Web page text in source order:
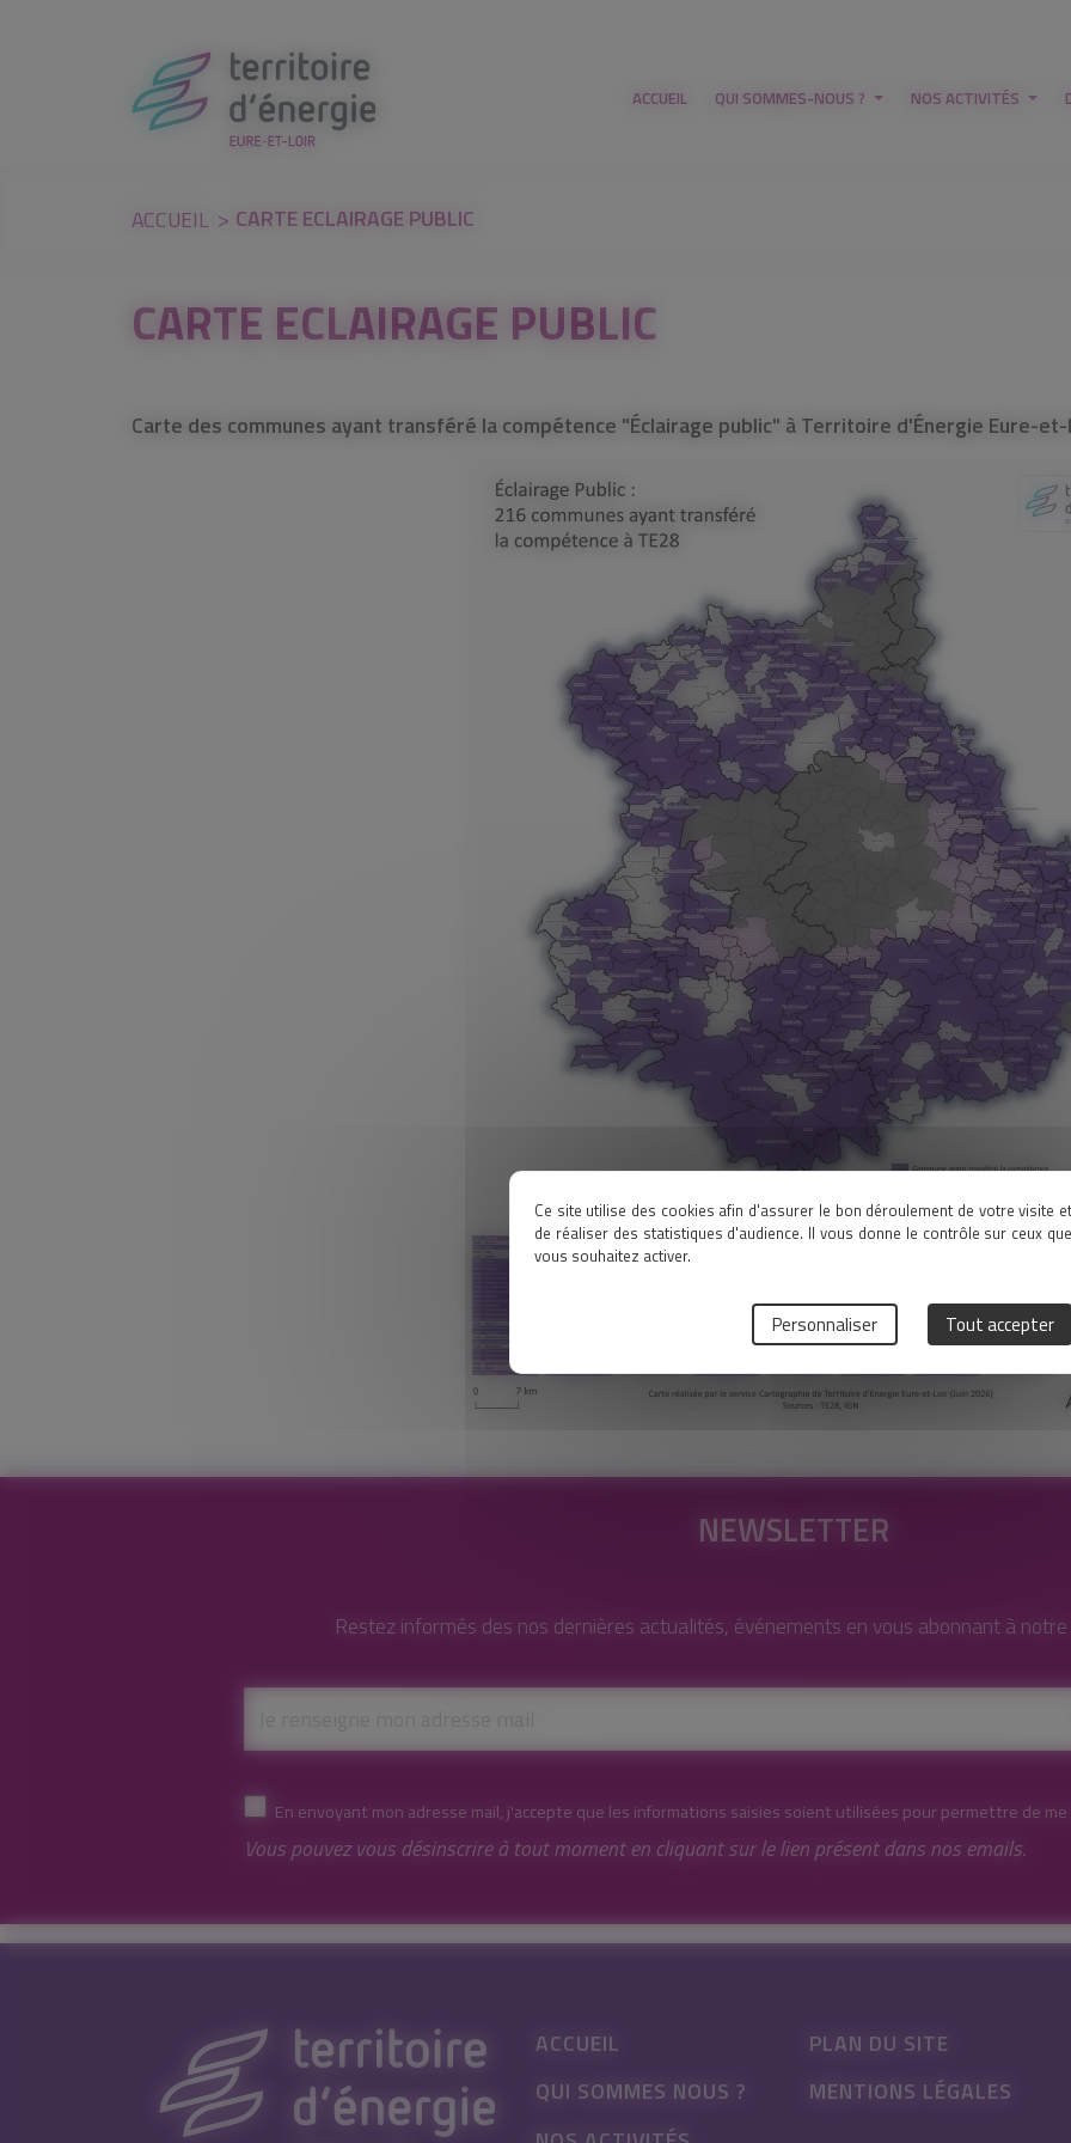
Ce site utilise des cookies afin d'assurer le bon déroulement de votre visite et
de réaliser des statistiques d'audience. Il vous donne le contrôle sur ceux que
vous souhaitez activer.
Tout accepter
Personnaliser
ACCUEIL QUI SOMMES-NOUS ? NOS ACTIVITÉS
ACCUEIL CARTE ECLAIRAGE PUBLIC
CARTE ECLAIRAGE PUBLIC
Carte des communes ayant transféré la compétence "Éclairage public" à Territoire d'Énergie Eure-
NEWSLETTER
Restez informés des nos dernières actualités, événements en vous abonnant à
En envoyant mon adresse mail, j'accepte que les informations saisies soient utilisées pour permettre de
Vous pouvez vous désinscrire à tout moment en cliquant sur le lien présent dans nos emails.
ACCUEIL
QUI SOMMES NOUS ?
PLAN DU SITE
MENTIONS LÉGALES